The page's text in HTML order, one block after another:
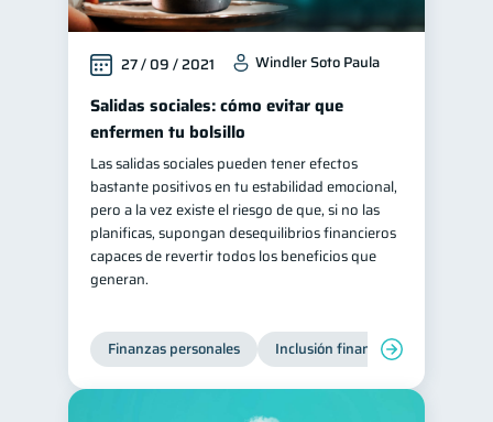
27 / 09 / 2021 Windler Soto Paula
Salidas sociales: cómo evitar que
enfermen tu bolsillo
Las salidas sociales pueden tener efectos
bastante positivos en tu estabilidad emocional,
pero a la vez existe el riesgo de que, si no las
planificas, supongan desequilibrios financieros
capaces de revertir todos los beneficios que
generan.
Finanzas personales Inclusión financiera